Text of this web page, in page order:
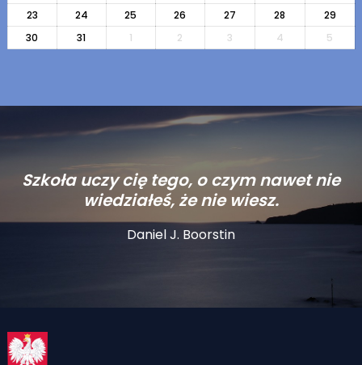
23
24 25 26 27 28
29
30
31 1 2 3 4 5
Szkoła uczy cię tego, o czym nawet nie
wiedziałeś, że nie wiesz.
Daniel J. Boorstin